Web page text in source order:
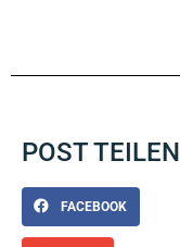
POST TEILEN
FACEBOOK